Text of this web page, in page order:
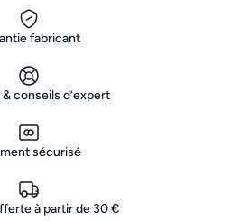
fabricant
conseils d’expert
sécurisé
à partir de 30 €